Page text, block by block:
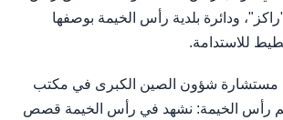
"راكز"، ودائرة بلدية رأس الخيمة بوصفها
للاستدامة.
مستشارة شؤون الصين الكبرى في مكتب
رأس الخيمة: نشهد في رأس الخيمة قصص